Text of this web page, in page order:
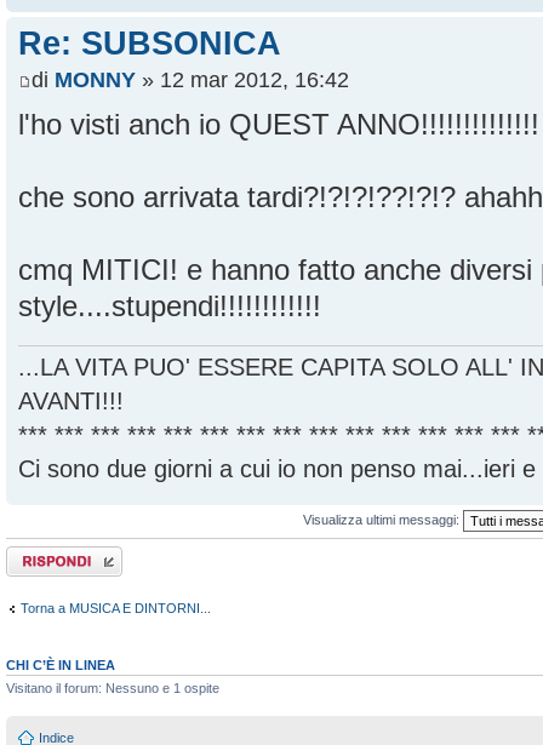
Re: SUBSONICA
di MONNY » 12 mar 2012, 16:42
l'ho visti anch io QUEST
che sono arrivata tardi?!?!?!??!?!?
cmq MITICI! e hanno fatto anche diversi
style....stupendi!!!!!!!!!!!!
...LA VITA PUO' ESSERE CAPITA SOLO ALL'
AVANTI!!!
*** *** *** *** *** *** *** *** *** *** *** *** *** ***
Ci sono due giorni a cui io non penso mai...ieri
Visualizza ultimi messaggi:
Rispondi al
messaggio
Torna a MUSICA E DINTORNI...
CHI C’È IN LINEA
Visitano il forum: Nessuno e 1 ospite
Indice